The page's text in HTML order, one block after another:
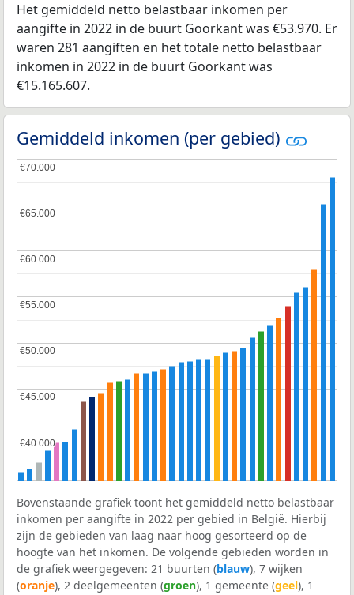
Het gemiddeld netto belastbaar inkomen per
aangifte in 2022 in de buurt Goorkant was €53.970. Er
waren 281 aangiften en het totale netto belastbaar
inkomen in 2022 in de buurt Goorkant was
€15.165.607.
Gemiddeld inkomen (per gebied)
€40.000
€40.000
€45.000
€45.000
€50.000
€50.000
€55.000
€55.000
€60.000
€60.000
€65.000
€65.000
€70.000
€70.000
Bovenstaande grafiek toont het gemiddeld netto belastbaar
inkomen per aangifte in 2022 per gebied in België. Hierbij
zijn de gebieden van laag naar hoog gesorteerd op de
hoogte van het inkomen. De volgende gebieden worden in
de grafiek weergegeven: 21 buurten (blauw), 7 wijken
(oranje), 2 deelgemeenten (groen), 1 gemeente (geel), 1